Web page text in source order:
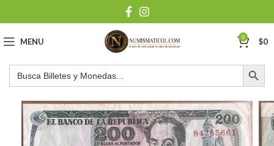
MENU 0 $0
Buscar: Botón de